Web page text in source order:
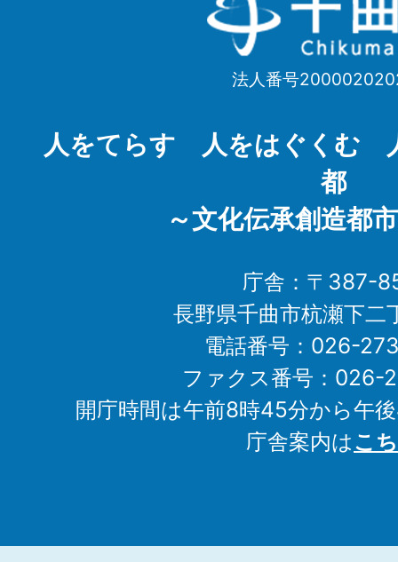
曲
Chikuma
法人番号
人をてらす 人をはぐくむ
都
～文化伝承創造都
庁舎：〒387-
長野県千曲市杭瀬下二
電話番号：026-
ファクス番号：026-
開庁時間は午前8時45分から午
庁舎案内はこ